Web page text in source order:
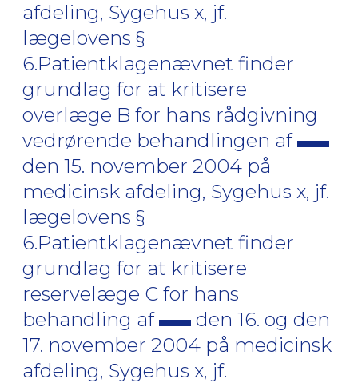
afdeling, Sygehus x, jf.
lægelovens §
6.Patientklagenævnet finder
grundlag for at kritisere
overlæge B for hans rådgivning
vedrørende behandlingen af
den 15. november 2004 på
medicinsk afdeling, Sygehus x, jf.
lægelovens §
6.Patientklagenævnet finder
grundlag for at kritisere
reservelæge C for hans
behandling af
den 16. og den
17. november 2004 på medicinsk
afdeling, Sygehus x, jf.